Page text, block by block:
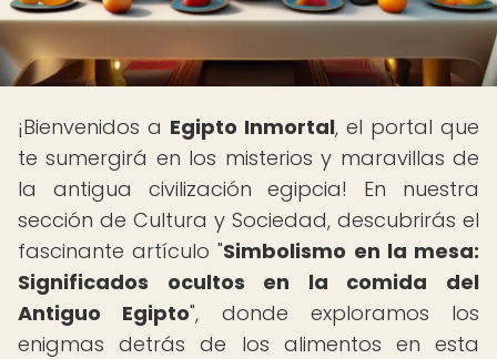
¡Bienvenidos a Egipto Inmortal, el portal que
te sumergirá en los misterios y maravillas de
la antigua civilización egipcia! En nuestra
sección de Cultura y Sociedad, descubrirás el
fascinante artículo "Simbolismo en la mesa:
Significados ocultos en la comida del
Antiguo Egipto", donde exploramos los
enigmas detrás de los alimentos en esta